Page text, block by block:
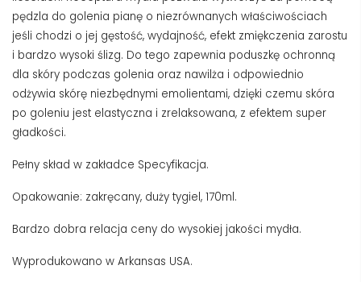
pędzla do golenia pianę o niezrównanych właściwościach
jeśli chodzi o jej gęstość, wydajność, efekt zmiękczenia zarostu
i bardzo wysoki ślizg. Do tego zapewnia poduszkę ochronną
dla skóry podczas golenia oraz nawilża i odpowiednio
odżywia skórę niezbędnymi emolientami, dzięki czemu skóra
po goleniu jest elastyczna i zrelaksowana, z efektem super
gładkości.
Pełny skład w zakładce Specyfikacja.
Opakowanie: zakręcany, duży tygiel, 170ml.
Bardzo dobra relacja ceny do wysokiej jakości mydła.
Wyprodukowano w Arkansas USA.